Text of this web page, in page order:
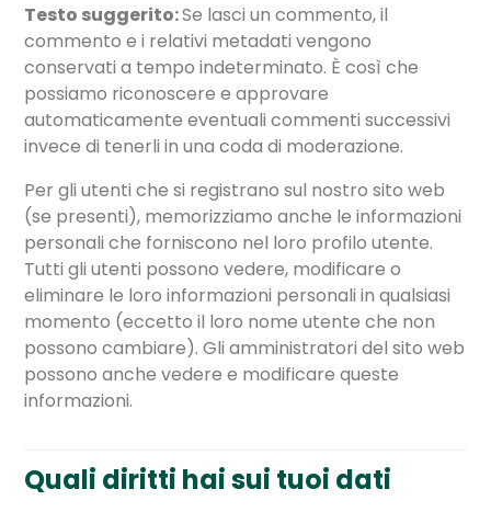
Testo suggerito:Se lasci un commento, il
commento e i relativi metadati vengono
conservati a tempo indeterminato. È così che
possiamo riconoscere e approvare
automaticamente eventuali commenti successivi
invece di tenerli in una coda di moderazione.
Per gli utenti che si registrano sul nostro sito web
(se presenti), memorizziamo anche le informazioni
personali che forniscono nel loro profilo utente.
Tutti gli utenti possono vedere, modificare o
eliminare le loro informazioni personali in qualsiasi
momento (eccetto il loro nome utente che non
possono cambiare). Gli amministratori del sito web
possono anche vedere e modificare queste
informazioni.
Quali diritti hai sui tuoi dati